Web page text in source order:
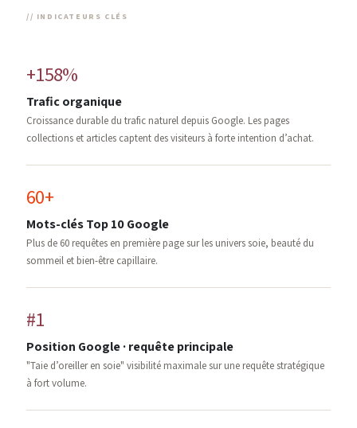
// INDICATEURS CLÉS
+158%
Trafic organique
Croissance durable du trafic naturel depuis Google. Les pages
collections et articles captent des visiteurs à forte intention d’achat.
60+
Mots-clés Top 10 Google
Plus de 60 requêtes en première page sur les univers soie, beauté du
sommeil et bien-être capillaire.
#1
Position Google · requête principale
"Taie d’oreiller en soie" visibilité maximale sur une requête stratégique
à fort volume.